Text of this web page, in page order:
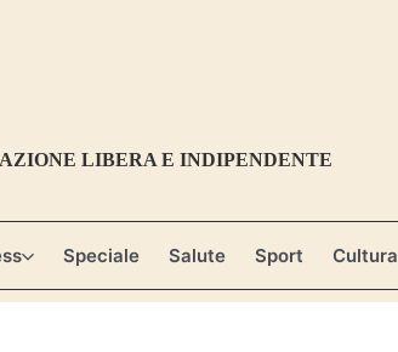
LIBERA E INDIPENDENTE
Speciale Salute Sport Cultura